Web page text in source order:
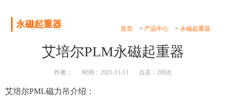
永磁起重器 首页 > 产品中心 >永磁起重器
艾培尔PLM永磁起重器
作者： 时间：2021-11-11 点击：200次
艾培尔PML磁力吊介绍：